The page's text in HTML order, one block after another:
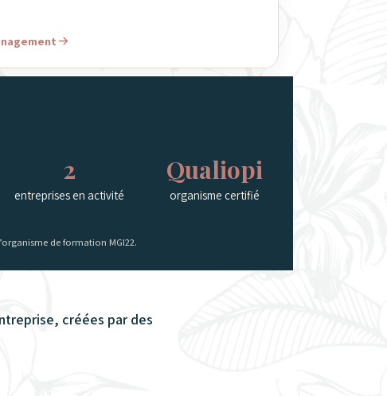
2
entreprises en activité
Qualiopi
organisme certifié
de formation MGI22.
créées par des